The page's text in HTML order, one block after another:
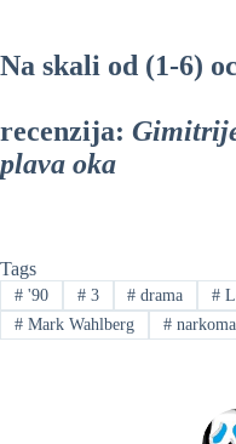
Na skali od (1-6)
recenzija:
plava oka
Tags
#'90 #3 # drama #
#Mark Wahlberg #